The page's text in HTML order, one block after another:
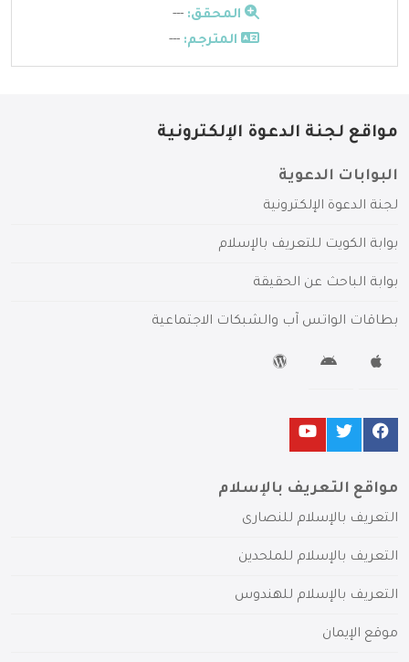
المحقق: ---
المترجم: ---
مواقع لجنة الدعوة الإلكترونية
البوابات الدعوية
لجنة الدعوة الإلكترونية
بوابة الكويت للتعريف بالإسلام
بوابة الباحث عن الحقيقة
بطاقات الواتس آب والشبكات الاجتماعية
مواقع التعريف بالإسلام
التعريف بالإسلام للنصارى
التعريف بالإسلام للملحدين
التعريف بالإسلام للهندوس
موقع الإيمان